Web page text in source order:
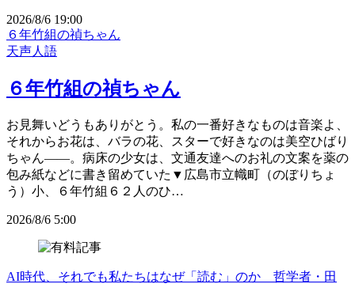
2026/8/6 19:00
６年竹組の禎ちゃん
天声人語
６年竹組の禎ちゃん
お見舞いどうもありがとう。私の一番好きなものは音楽よ、
それからお花は、バラの花、スターで好きなのは美空ひばり
ちゃん――。病床の少女は、文通友達へのお礼の文案を薬の
包み紙などに書き留めていた▼広島市立幟町（のぼりちょ
う）小、６年竹組６２人のひ…
2026/8/6 5:00
AI時代、それでも私たちはなぜ「読む」のか 哲学者・田